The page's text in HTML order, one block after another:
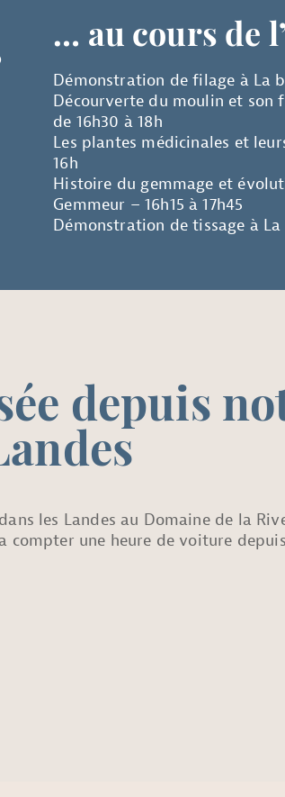
… au cours de
Démonstration de filage à La
Décourverte du moulin et son
de 16h30 à 18h
Les plantes médicinales et
16h
Histoire du gemmage et
Gemmeur – 16h15 à 17h45
Démonstration de tissage à La
depuis
les Landes au Domaine de la
compter une heure de voiture